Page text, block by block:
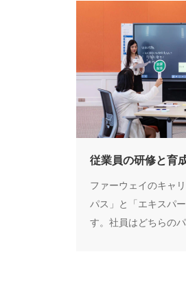
従業員の研修と育
ファーウェイのキャ
パス」と「エキスパ
す。社員はどちらの